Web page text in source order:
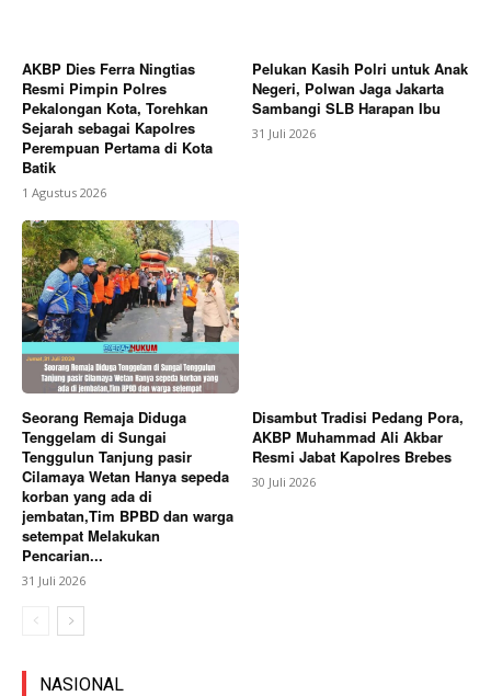
AKBP Dies Ferra Ningtias
Resmi Pimpin Polres
Pekalongan Kota, Torehkan
Sejarah sebagai Kapolres
Perempuan Pertama di Kota
Batik
1 Agustus 2026
Pelukan Kasih Polri untuk Anak
Negeri, Polwan Jaga Jakarta
Sambangi SLB Harapan Ibu
31 Juli 2026
Seorang Remaja Diduga
Tenggelam di Sungai
Tenggulun Tanjung pasir
Cilamaya Wetan Hanya sepeda
korban yang ada di
jembatan,Tim BPBD dan warga
setempat Melakukan
Pencarian...
31 Juli 2026
Disambut Tradisi Pedang Pora,
AKBP Muhammad Ali Akbar
Resmi Jabat Kapolres Brebes
30 Juli 2026
NASIONAL